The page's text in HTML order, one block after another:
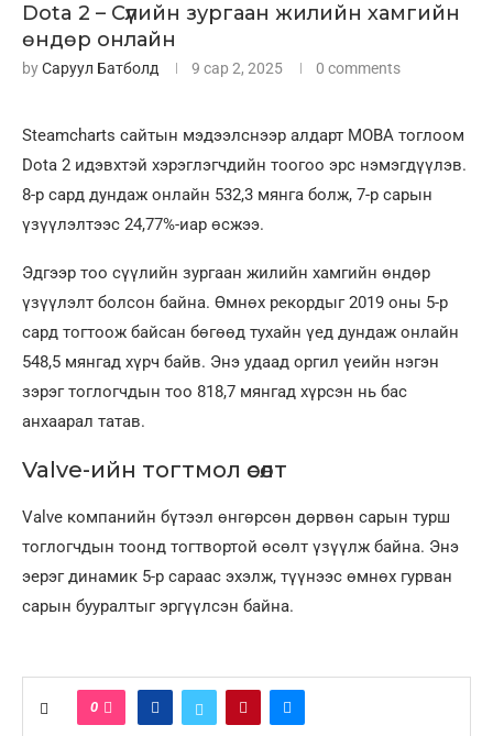
Dota 2 – Сүүлийн зургаан жилийн хамгийн
өндөр онлайн
byСаруул Батболд 9 сар 2, 2025 0 comments
Steamcharts сайтын мэдээлснээр алдарт MOBA тоглоом
Dota 2 идэвхтэй хэрэглэгчдийн тоогоо эрс нэмэгдүүлэв.
8-р сард дундаж онлайн 532,3 мянга болж, 7-р сарын
үзүүлэлтээс 24,77%-иар өсжээ.
Эдгээр тоо сүүлийн зургаан жилийн хамгийн өндөр
үзүүлэлт болсон байна. Өмнөх рекордыг 2019 оны 5-р
сард тогтоож байсан бөгөөд тухайн үед дундаж онлайн
548,5 мянгад хүрч байв. Энэ удаад оргил үеийн нэгэн
зэрэг тоглогчдын тоо 818,7 мянгад хүрсэн нь бас
анхаарал татав.
Valve-ийн тогтмол өсөлт
Valve компанийн бүтээл өнгөрсөн дөрвөн сарын турш
тоглогчдын тоонд тогтвортой өсөлт үзүүлж байна. Энэ
эерэг динамик 5-р сараас эхэлж, түүнээс өмнөх гурван
сарын бууралтыг эргүүлсэн байна.
0